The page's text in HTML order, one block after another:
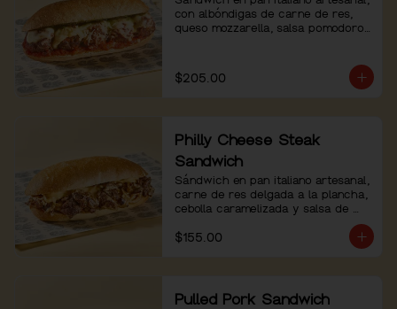
con albóndigas de carne de res,
queso mozzarella, salsa pomodoro
$205.00
Philly Cheese Steak
Sandwich
Sándwich en pan italiano artesanal,
carne de res delgada a la plancha,
cebolla caramelizada y salsa de
$155.00
Pulled Pork Sandwich